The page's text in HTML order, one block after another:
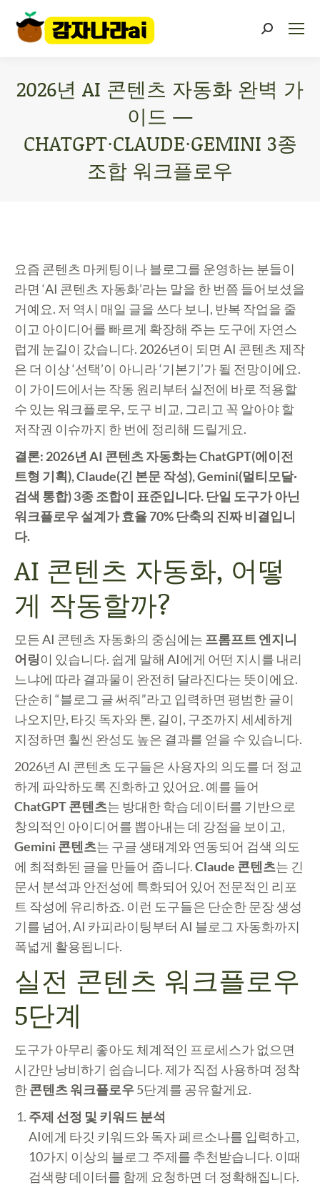
2026년 AI 콘텐츠 자동화 완벽 가
이드 —
CHATGPT·CLAUDE·GEMINI 3종
조합 워크플로우
요즘 콘텐츠 마케팅이나 블로그를 운영하는 분들이
라면 ‘AI 콘텐츠 자동화’라는 말을 한 번쯤 들어보셨을
거예요. 저 역시 매일 글을 쓰다 보니, 반복 작업을 줄
이고 아이디어를 빠르게 확장해 주는 도구에 자연스
럽게 눈길이 갔습니다. 2026년이 되면 AI 콘텐츠 제작
은 더 이상 ‘선택’이 아니라 ‘기본기’가 될 전망이에요.
이 가이드에서는 작동 원리부터 실전에 바로 적용할
수 있는 워크플로우, 도구 비교, 그리고 꼭 알아야 할
저작권 이슈까지 한 번에 정리해 드릴게요.
결론: 2026년 AI 콘텐츠 자동화는 ChatGPT(에이전
트형 기획), Claude(긴 본문 작성), Gemini(멀티모달·
검색 통합) 3종 조합이 표준입니다. 단일 도구가 아닌
워크플로우 설계가 효율 70% 단축의 진짜 비결입니
다.
AI 콘텐츠 자동화, 어떻
게 작동할까?
모든 AI 콘텐츠 자동화의 중심에는 프롬프트 엔지니
어링이 있습니다. 쉽게 말해 AI에게 어떤 지시를 내리
느냐에 따라 결과물이 완전히 달라진다는 뜻이에요.
단순히 “블로그 글 써줘”라고 입력하면 평범한 글이
나오지만, 타깃 독자와 톤, 길이, 구조까지 세세하게
지정하면 훨씬 완성도 높은 결과를 얻을 수 있습니다.
2026년 AI 콘텐츠 도구들은 사용자의 의도를 더 정교
하게 파악하도록 진화하고 있어요. 예를 들어
ChatGPT 콘텐츠는 방대한 학습 데이터를 기반으로
창의적인 아이디어를 뽑아내는 데 강점을 보이고,
Gemini 콘텐츠는 구글 생태계와 연동되어 검색 의도
에 최적화된 글을 만들어 줍니다.Claude 콘텐츠는 긴
문서 분석과 안전성에 특화되어 있어 전문적인 리포
트 작성에 유리하죠. 이런 도구들은 단순한 문장 생성
기를 넘어, AI 카피라이팅부터 AI 블로그 자동화까지
폭넓게 활용됩니다.
실전 콘텐츠 워크플로우
5단계
도구가 아무리 좋아도 체계적인 프로세스가 없으면
시간만 낭비하기 쉽습니다. 제가 직접 사용하며 정착
한콘텐츠 워크플로우5단계를 공유할게요.
주제 선정 및 키워드 분석
AI에게 타깃 키워드와 독자 페르소나를 입력하고,
10가지 이상의 블로그 주제를 추천받습니다. 이때
검색량 데이터를 함께 요청하면 더 정확해집니다.